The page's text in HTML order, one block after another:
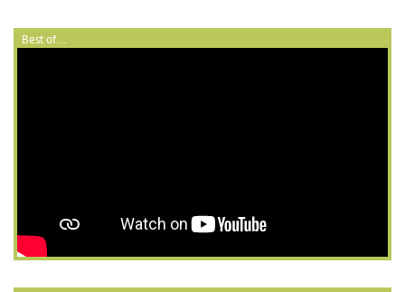
Best of...